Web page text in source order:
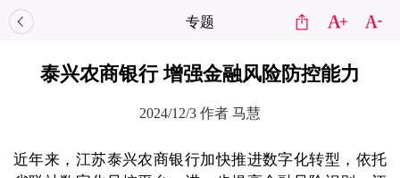
专题
泰兴农商银行 增强金融风险防控能力
2024/12/3 作者 马慧
近年来，江苏泰兴农商银行加快推进数字化转型，依托